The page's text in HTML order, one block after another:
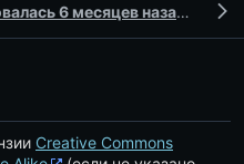
Последний раз редактировалась 6 месяцев назад
Creative Commons